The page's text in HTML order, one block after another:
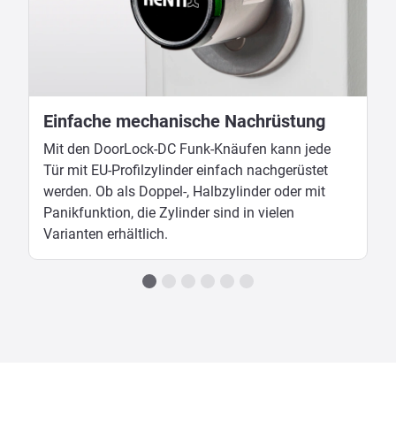
Einfache mechanische Nachrüstung
Mit den DoorLock-DC Funk-Knäufen kann jede
Tür mit EU-Profilzylinder einfach nachgerüstet
werden. Ob als Doppel-, Halbzylinder oder mit
Panikfunktion, die Zylinder sind in vielen
Varianten erhältlich.